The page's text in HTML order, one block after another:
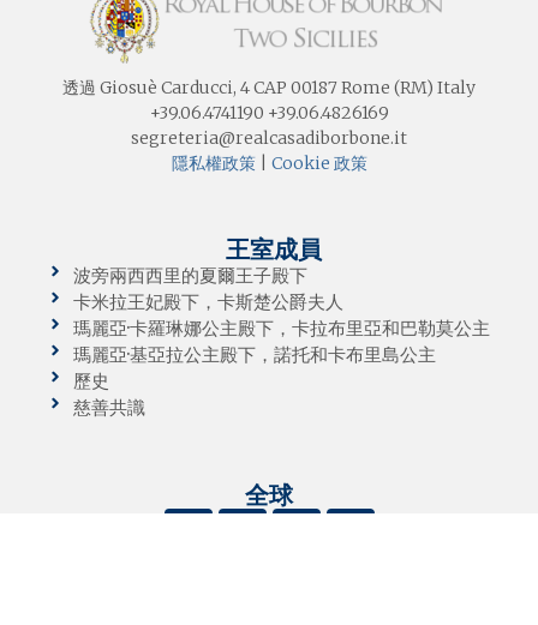
透過 Giosuè Carducci, 4 CAP 00187 Rome (RM) Italy
+39.06.4741190 +39.06.4826169
segreteria@realcasadiborbone.it
隱私權政策| Cookie 政策
王室成員
波旁兩西西里的夏爾王子殿下
卡米拉王妃殿下，卡斯楚公爵夫人
瑪麗亞·卡羅琳娜公主殿下，卡拉布里亞和巴勒莫公主
瑪麗亞·基亞拉公主殿下，諾托和卡布里島公主
歷史
慈善共識
全球